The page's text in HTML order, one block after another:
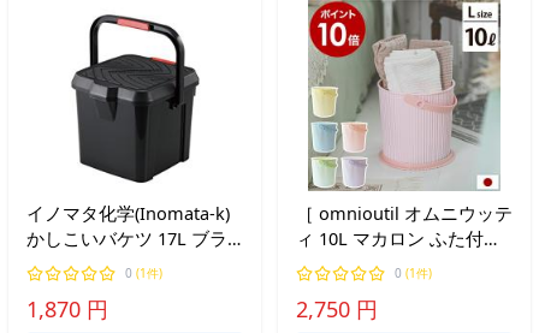
イノマタ化学(Inomata-k)
かしこいバケツ 17L ブラ
ック 日本製 36×35×H30cm
洗車 踏み台 3216
0 (1件)
1,870 円
［ omnioutil オムニウッテ
ィ 10L マカロン ふた付き
］ごみ箱 ゴミ箱 蓋 小物入
れ フタ バケツ スタッキン
グ ダストボックス スツー
0 (1件)
2,750 円